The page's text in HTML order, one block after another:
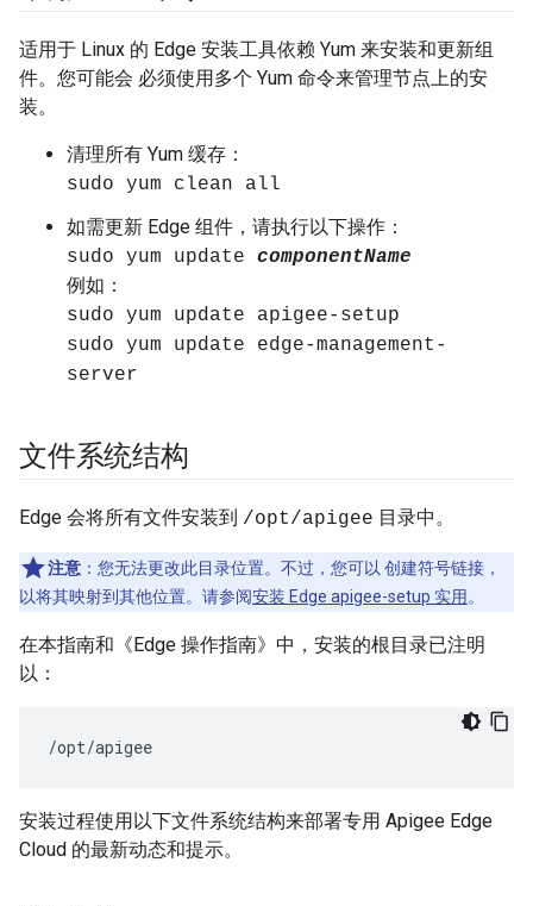
适用于 Linux 的 Edge 安装工具依赖 Yum 来安装和更新组
件。您可能会 必须使用多个 Yum 命令来管理节点上的安
装。
清理所有 Yum 缓存：
sudo yum clean all
如需更新 Edge 组件，请执行以下操作：
sudo yum update componentName
例如：
sudo yum update apigee-setup
sudo yum update edge-management-
server
文件系统结构
Edge 会将所有文件安装到 /opt/apigee 目录中。
注意 ：您无法更改此目录位置。不过，您可以 创建符号链接，
以将其映射到其他位置。请参阅安装 Edge apigee-setup 实用 。
在本指南和《Edge 操作指南》中，安装的根目录已注明
以：
/opt/apigee
安装过程使用以下文件系统结构来部署专用 Apigee Edge
Cloud 的最新动态和提示。